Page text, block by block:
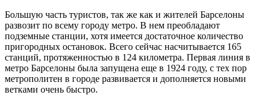
Большую часть туристов, так же как и жителей Барселоны
развозит по всему городу метро. В нем преобладают
подземные станции, хотя имеется достаточное количество
пригородных остановок. Всего сейчас насчитывается 165
станций, протяженностью в 124 километра. Первая линия в
метро Барселоны была запущена еще в 1924 году, с тех пор
метрополитен в городе развивается и дополняется новыми
ветками очень быстро.